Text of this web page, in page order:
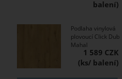
Podlaha vinylová
plovoucí Click Dub
Mahal
1 589 CZK